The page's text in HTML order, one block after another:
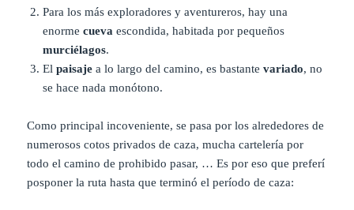
Para los más exploradores y aventureros, hay una
enorme cueva escondida, habitada por pequeños
murciélagos.
Elpaisaje a lo largo del camino, es bastantevariado, no
se hace nada monótono.
Como principal incoveniente, se pasa por los alrededores de
numerosos cotos privados de caza, mucha cartelería por
todo el camino de prohibido pasar, … Es por eso que preferí
posponer la ruta hasta que terminó el período de caza: